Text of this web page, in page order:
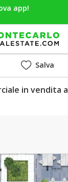
app!
Salva
in vendita a